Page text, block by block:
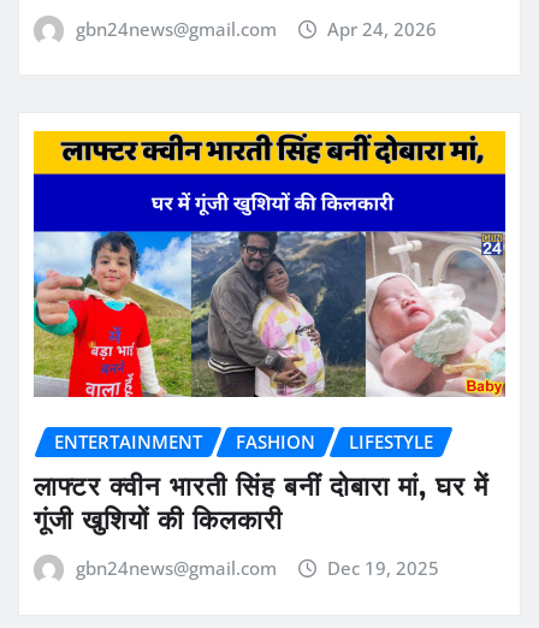
gbn24news@gmail.com Apr 24, 2026
ENTERTAINMENT FASHION LIFESTYLE
लाफ्टर क्वीन भारती सिंह बनीं दोबारा मां, घर में
गूंजी खुशियों की किलकारी
gbn24news@gmail.com Dec 19, 2025